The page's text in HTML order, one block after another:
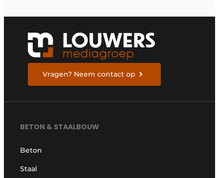
Vragen? Neem contact op
BETON & STAALBOUW
Beton
Staal